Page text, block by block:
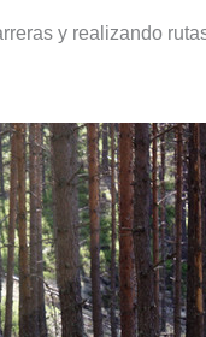
y realizando